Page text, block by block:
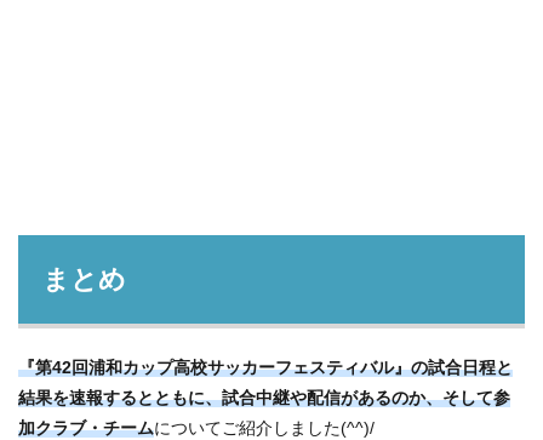
まとめ
『第42回浦和カップ高校サッカーフェスティバル』の試合日程と
結果を速報するとともに、試合中継や配信があるのか、そして参
加クラブ・チームについてご紹介しました(^^)/